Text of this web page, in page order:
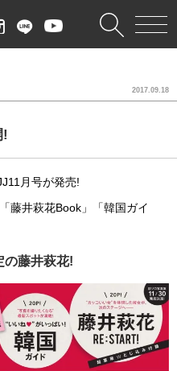
!
2017.09.18
月号が発売!
藤井萩花Book」「韓国ガイ
の藤井萩花!